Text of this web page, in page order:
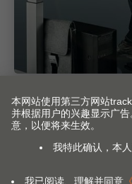
轻松迅速地找到正确的
并向经销商订购。